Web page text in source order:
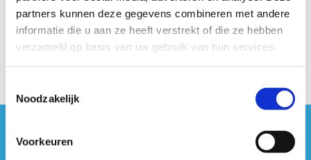
partners kunnen deze gegevens combineren met andere
informatie die u aan ze heeft verstrekt of die ze hebben
verzameld op basis van uw gebruik van hun services.
Noodzakelijk
Voorkeuren
Download je kortingsbon
#sportersbelevenmeer